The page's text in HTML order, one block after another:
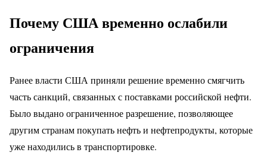
Почему США временно ослабили
ограничения
Ранее власти США приняли решение временно смягчить
часть санкций, связанных с поставками российской нефти.
Было выдано ограниченное разрешение, позволяющее
другим странам покупать нефть и нефтепродукты, которые
уже находились в транспортировке.